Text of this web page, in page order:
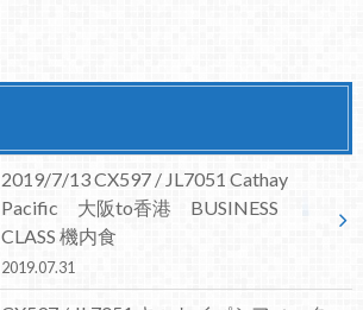
2019/7/13 CX597 / JL7051 Cathay
Pacific 大阪to香港 BUSINESS
CLASS 機内食
2019.07.31